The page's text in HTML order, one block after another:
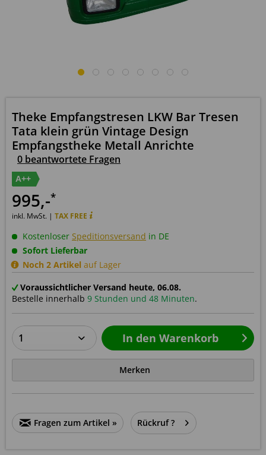
Theke Empfangstresen LKW Bar Tresen
Tata klein grün Vintage Design
Empfangstheke Metall Anrichte
0 beantwortete Fragen
A++
995,-*
inkl. MwSt. | TAX FREE
Kostenloser Speditionsversand in DE
Sofort Lieferbar
Noch 2 Artikel auf Lager
Voraussichtlicher Versand heute, 06.08.
Bestelle innerhalb 9 Stunden und 48 Minuten.
In den Warenkorb
Merken
Fragen zum Artikel » Rückruf ?